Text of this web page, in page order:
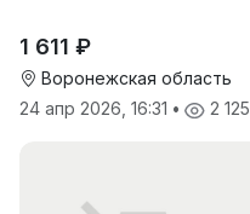
1 611 ₽
Воронежская область
24 апр 2026, 16:31 • 2 125